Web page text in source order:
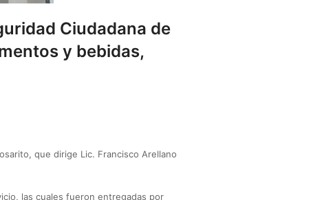
Ciudadana de
y bebidas,
que dirige Lic. Francisco Arellano
las cuales fueron entregadas por